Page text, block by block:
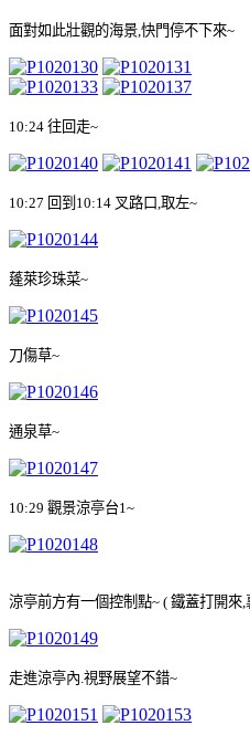
面對如此壯觀的海景 快門停不下來~
10:24 往回走~
10:27 回到 10:14 叉路口 取左~
蓬萊珍珠菜~
刀傷草~
通泉草~
10:29 觀景涼亭台1~
涼亭前方有一個控制點~ ( 鐵蓋打開來
走進涼亭內 視野展望不錯~